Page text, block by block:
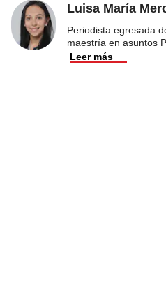
Luisa María
Periodista egresada
maestría en asuntos
Leer más